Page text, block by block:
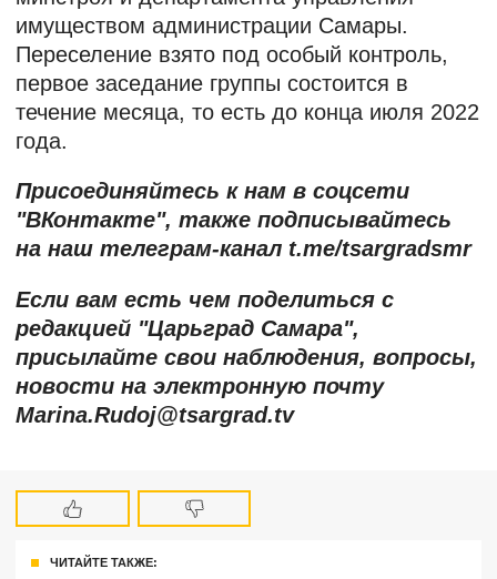
имуществом администрации Самары.
Переселение взято под особый контроль,
первое заседание группы состоится в
течение месяца, то есть до конца июля 2022
года.
Присоединяйтесь к нам в соцсети
"ВКонтакте", также подписывайтесь
на наш телеграм-канал t.me/tsargradsmr
Если вам есть чем поделиться с
редакцией "Царьград Самара",
присылайте свои наблюдения, вопросы,
новости на электронную почту
Marina.Rudoj@tsargrad.tv
ЧИТАЙТЕ ТАКЖЕ: